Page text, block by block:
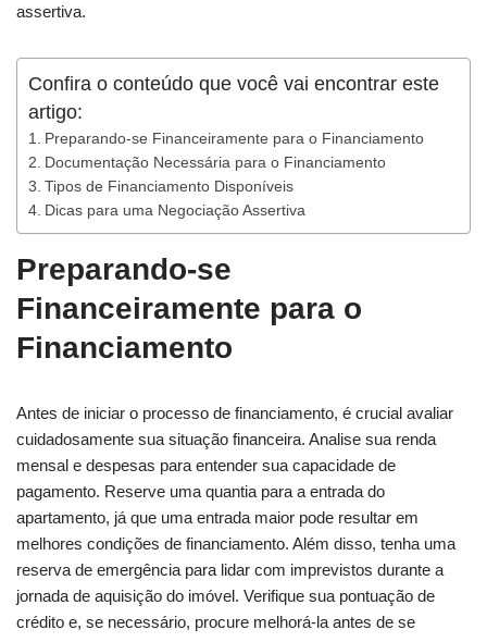
assertiva.
Confira o conteúdo que você vai encontrar este
artigo:
Preparando-se Financeiramente para o Financiamento
Documentação Necessária para o Financiamento
Tipos de Financiamento Disponíveis
Dicas para uma Negociação Assertiva
Preparando-se
Financeiramente para o
Financiamento
Antes de iniciar o processo de financiamento, é crucial avaliar
cuidadosamente sua situação financeira. Analise sua renda
mensal e despesas para entender sua capacidade de
pagamento. Reserve uma quantia para a entrada do
apartamento, já que uma entrada maior pode resultar em
melhores condições de financiamento. Além disso, tenha uma
reserva de emergência para lidar com imprevistos durante a
jornada de aquisição do imóvel. Verifique sua pontuação de
crédito e, se necessário, procure melhorá-la antes de se